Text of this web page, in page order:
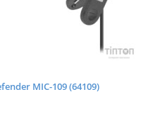
MIC-109 (64109)